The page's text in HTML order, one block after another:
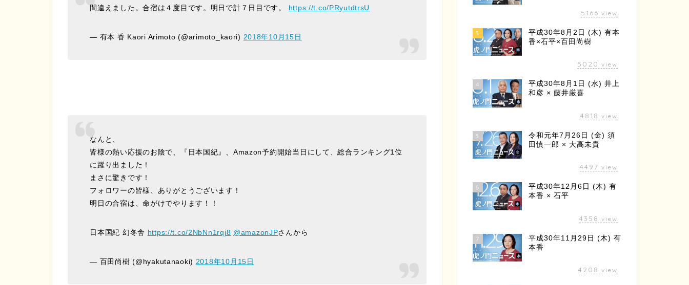
間違えました。合宿は４度目です。明日で計７日目です。 https://t.co/PRyutdtrsU
— 有本 香 Kaori Arimoto (@arimoto_kaori) 2018年10月15日
なんと、
皆様の熱い応援のお陰で、『日本国紀』、Amazon予約開始当日にして、総合ランキング1位
に躍り出ました！
まさに驚きです！
フォロワーの皆様、ありがとうございます！
明日の合宿は、命がけでやります！！
日本国紀 幻冬舎 https://t.co/2NbNn1rqj8 @amazonJPさんから
— 百田尚樹 (@hyakutanaoki) 2018年10月15日
5166 view
3
平成30年8月2日 (木) 有本
香×石平×百田尚樹
5020 view
4
平成30年8月1日 (水) 井上
和彦 × 藤井厳喜
4818 view
5
令和元年7月26日 (金) 須
田慎一郎 × 大高未貴
4497 view
6
平成30年12月6日 (木) 有
本香 × 石平
4358 view
7
平成30年11月29日 (木) 有
本香
4208 view